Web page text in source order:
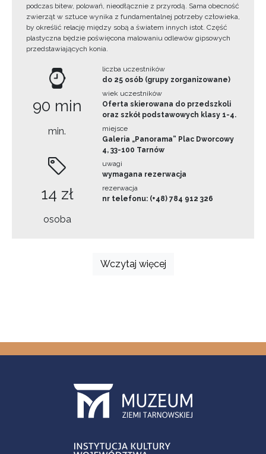
podczas bitew, polowań, nieodłącznie z przyrodą. Sama obecność
zwierząt w sztuce wynika z fundamentalnej potrzeby człowieka,
by określić relację między sobą a światem innych istot. Część
plastyczna będzie poświęcona malowaniu odlewów gipsowych
przedstawiających konia.
90 min
min.
14 zł
osoba
liczba uczestników
do 25 osób (grupy zorganizowane)
wiek uczestników
Oferta skierowana do przedszkoli
oraz szkół podstawowych klasy 1-4.
miejsce
Galeria „Panorama” Plac Dworcowy
4, 33-100 Tarnów
uwagi
wymagana rezerwacja
rezerwacja
nr telefonu: (+48) 784 912 326
Wczytaj więcej